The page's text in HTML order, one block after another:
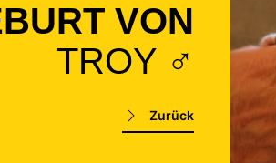
VON
TROY ♂
Zurück